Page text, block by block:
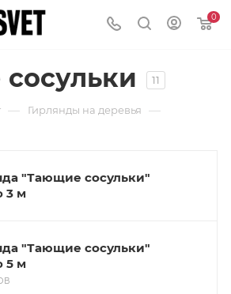
0
11
— Гирлянды на деревья —
"Тающие сосульки"
3 м
"Тающие сосульки"
5 м